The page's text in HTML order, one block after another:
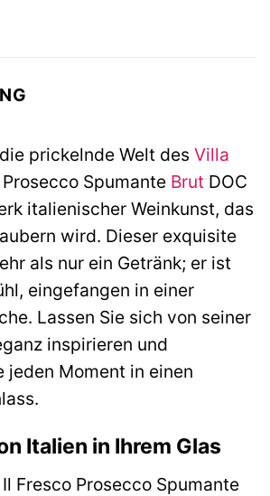
prickelnde Welt des Villa
Spumante Brut DOC
italienischer Weinkunst, das
wird. Dieser exquisite
als nur ein Getränk; er ist
eingefangen in einer
Lassen Sie sich von seiner
inspirieren und
jeden Moment in einen
Italien in Ihrem Glas
Fresco Prosecco Spumante